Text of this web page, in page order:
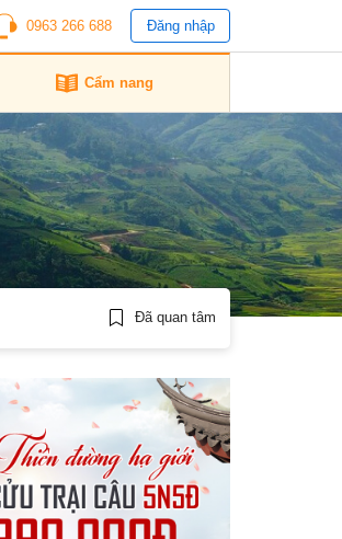
0963 266 688 Đăng nhập
Cẩm nang
Đã quan tâm